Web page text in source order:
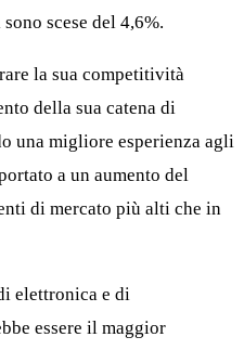
scese del 4,6%.
la sua competitività
della sua catena di
una migliore esperienza agli
a un aumento del
di mercato più alti che in
elettronica e di
essere il maggior